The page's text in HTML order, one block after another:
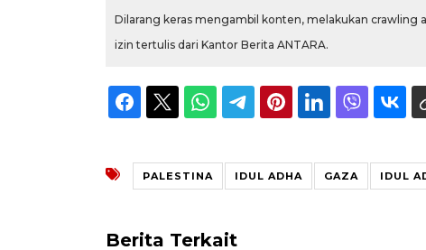
Dilarang keras mengambil konten, melakukan crawling
izin tertulis dari Kantor Berita ANTARA.
PALESTINA IDUL ADHA GAZA IDUL
Berita Terkait